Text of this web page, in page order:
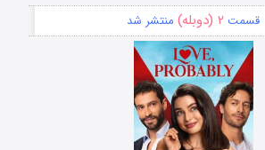
قسمت ۲ (دوبله) منتشر شد